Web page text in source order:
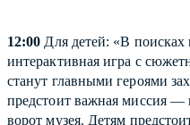
12:00 Для детей: «В
интерактивная игра с
станут главными героями
предстоит важная миссия
ворот музея. Детям